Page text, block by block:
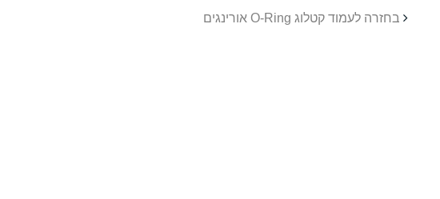
בחזרה לעמוד קטלוג O-Ring אורינגים